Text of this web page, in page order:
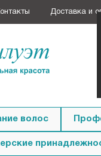
Доставка и
волос